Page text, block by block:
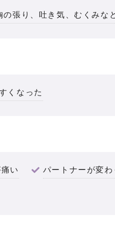
の張り、吐き気、むくみな
くなった
い パートナーが変わ